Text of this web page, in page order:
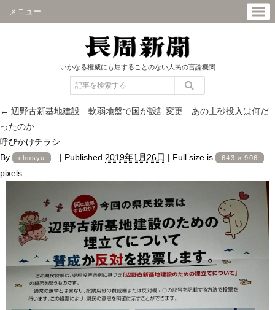
メニュー
いかなる権威にも屈することのない人民の言論機関
← 辺野古新基地建設 軟弱地盤で国が設計変更 あの土砂投入は何だ
ったのか
呼びかけチラシ
By
chosyu | Published 2019年1月26日 | Full size is 643 × 906
pixels